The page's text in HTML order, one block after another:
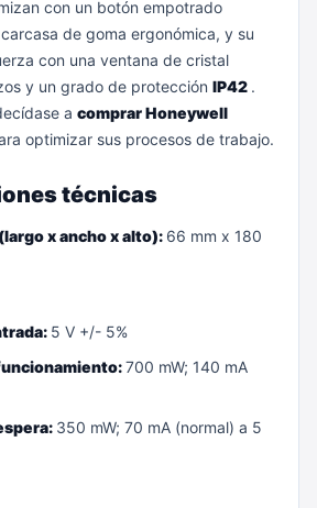
con un botón empotrado
de goma ergonómica, y su
con una ventana de cristal
y un grado de protección IP42 .
a comprar Honeywell
optimizar sus procesos de trabajo.
técnicas
x ancho x alto): 66 mm x 180
5 V +/- 5%
700 mW; 140 mA
350 mW; 70 mA (normal) a 5